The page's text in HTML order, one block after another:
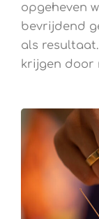
opgeheven
bevrijdend
als
krijgen door